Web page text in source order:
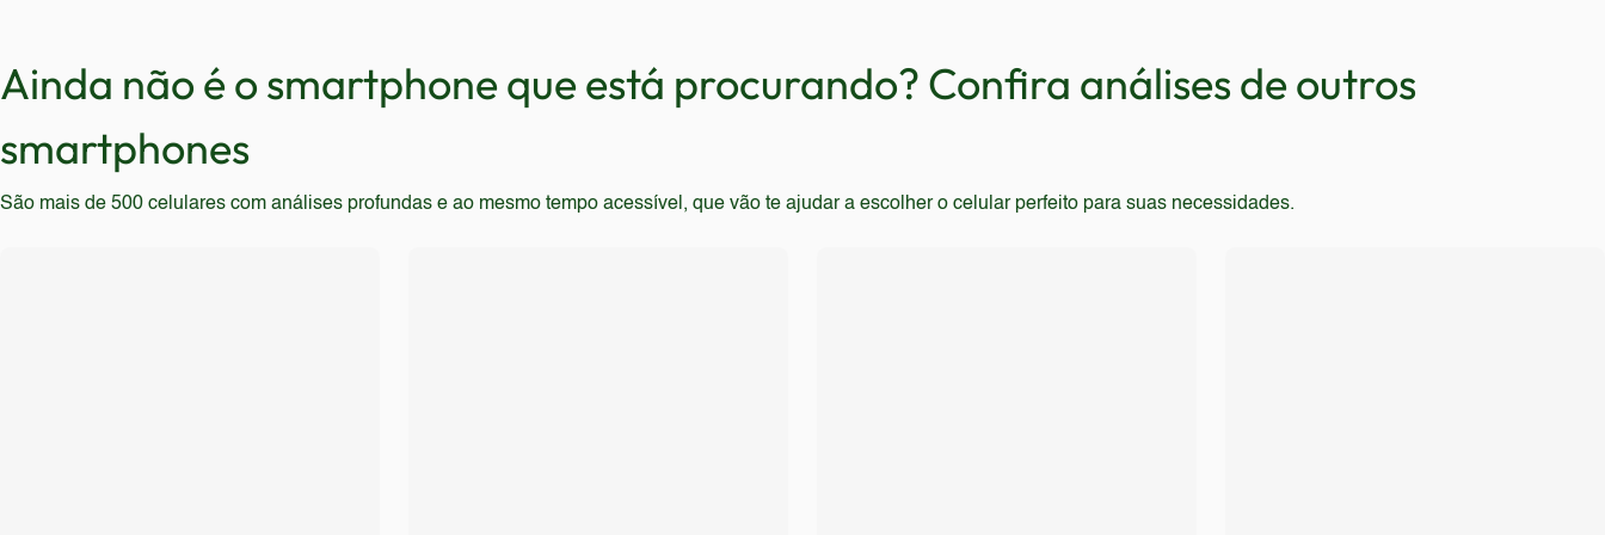
Ainda não é o smartphone que está procurando? Confira análises de outros
smartphones
São mais de 500 celulares com análises profundas e ao mesmo tempo acessível, que vão te ajudar a escolher o celular perfeito para suas necessidades.